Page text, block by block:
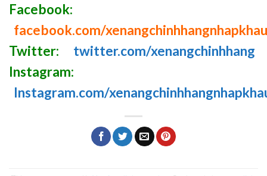
Facebook:
facebook.com/xenangchinhhangnhapkhau
Twitter:
twitter.com/xenangchinhhang
Instagram:
Instagram.com/